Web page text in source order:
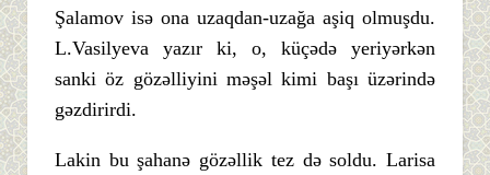
Şalamov isə ona uzaqdan-uzağa aşiq olmuşdu.
L.Vasilyeva yazır ki, o, küçədə yeriyərkən
sanki öz gözəlliyini məşəl kimi başı üzərində
gəzdirirdi.
Lakin bu şahanə gözəllik tez də soldu. Larisa